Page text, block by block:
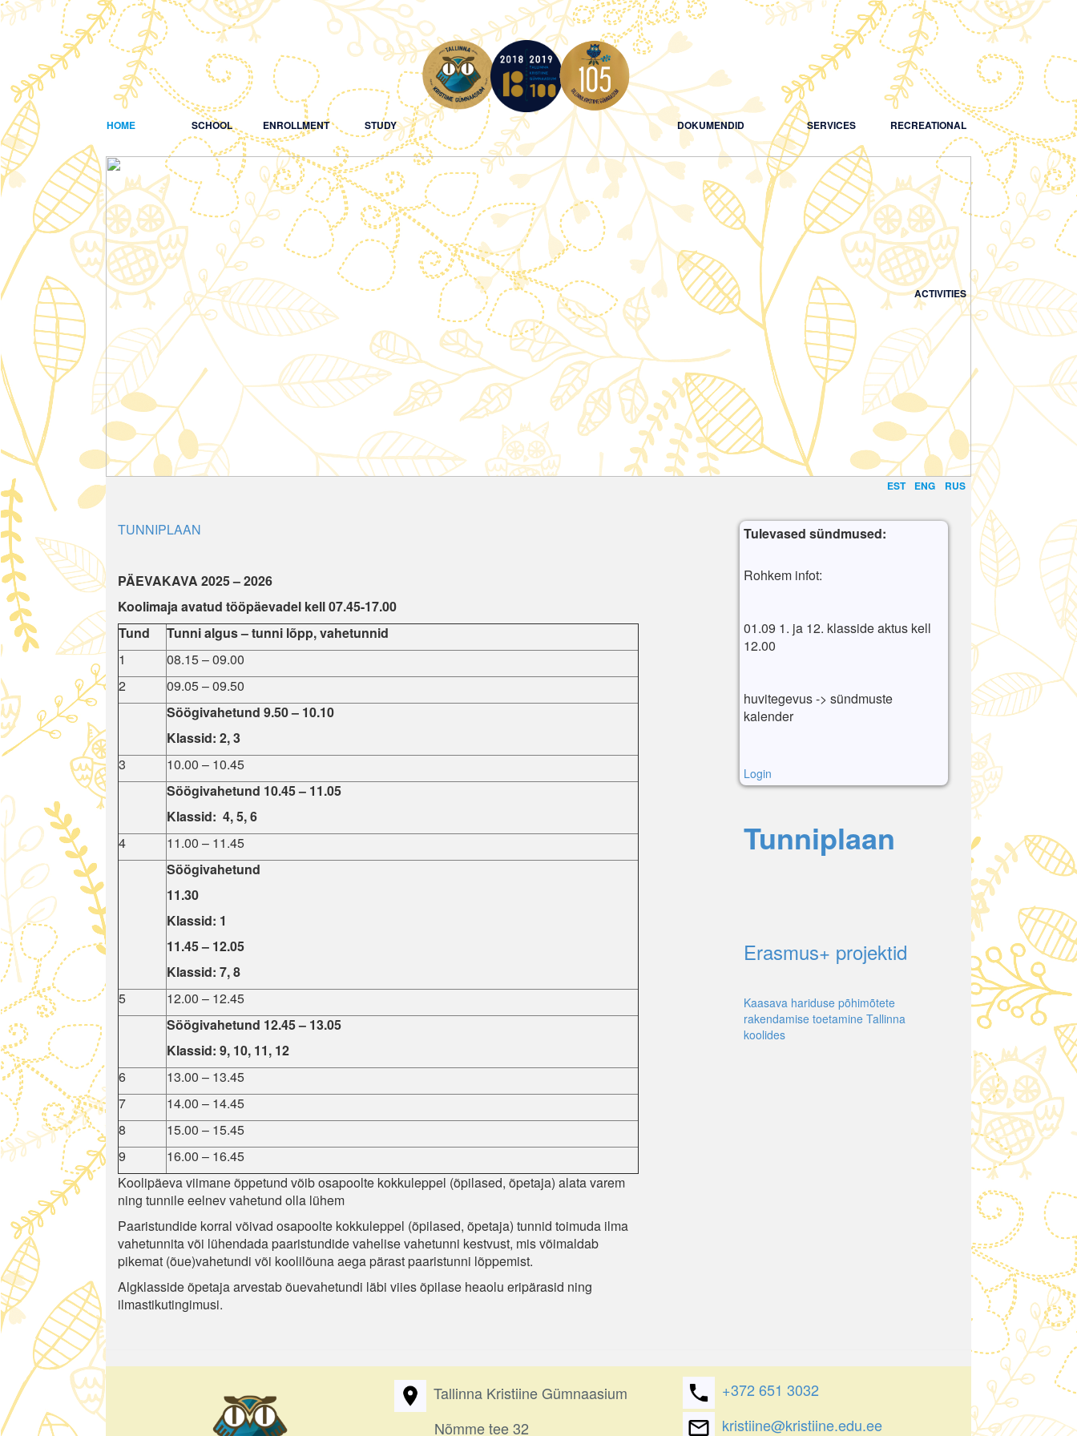
HOME SCHOOL ENROLLMENT STUDY DOKUMENDID SERVICES RECREATIONAL
ACTIVITIES
EST ENG RUS
TUNNIPLAAN
PÄEVAKAVA 2025 – 2026
Koolimaja avatud tööpäevadel kell 07.45-17.00
Tund
Tunni algus – tunni lõpp, vahetunnid
1
08.15 – 09.00
2
09.05 – 09.50
Söögivahetund 9.50 – 10.10
Klassid: 2, 3
3
10.00 – 10.45
Söögivahetund 10.45 – 11.05
Klassid: 4, 5, 6
4
11.00 – 11.45
Söögivahetund
11.30
Klassid: 1
11.45 – 12.05
Klassid: 7, 8
5
12.00 – 12.45
Söögivahetund 12.45 – 13.05
Klassid: 9, 10, 11, 12
6
13.00 – 13.45
7
14.00 – 14.45
8
15.00 – 15.45
9
16.00 – 16.45
Koolipäeva viimane õppetund võib osapoolte kokkuleppel (õpilased, õpetaja) alata varem
ning tunnile eelnev vahetund olla lühem
Paaristundide korral võivad osapoolte kokkuleppel (õpilased, õpetaja) tunnid toimuda ilma
vahetunnita või lühendada paaristundide vahelise vahetunni kestvust, mis võimaldab
pikemat (õue)vahetundi või koolilõuna aega pärast paaristunni lõppemist.
Algklasside õpetaja arvestab õuevahetundi läbi viies õpilase heaolu eripärasid ning
ilmastikutingimusi.
Tulevased sündmused:
Rohkem infot:
01.09 1. ja 12. klasside aktus kell
12.00
huvitegevus -> sündmuste
kalender
Login
Tunniplaan
Erasmus+ projektid
Kaasava hariduse põhimõtete
rakendamise toetamine Tallinna
koolides
Tallinna Kristiine Gümnaasium
Nõmme tee 32
+372 651 3032
kristiine@kristiine.edu.ee